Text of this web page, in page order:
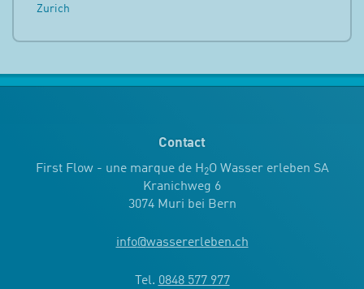
Zurich
Contact
First Flow - une marque de H2O Wasser erleben SA
Kranichweg 6
3074 Muri bei Bern
info@wassererleben.ch
Tel. 0848 577 977